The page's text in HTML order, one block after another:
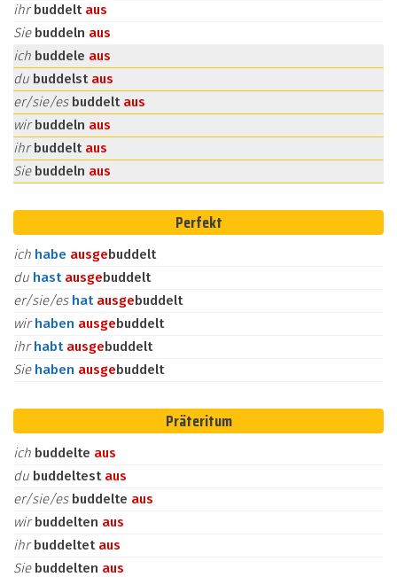
ihrbuddelt aus
Sie buddeln aus
ich buddele aus
du buddelst aus
er/sie/es buddelt aus
wirbuddeln aus
ihrbuddelt aus
Sie buddeln aus
Perfekt
ich habe ausgebuddelt
du hast ausgebuddelt
er/sie/es hat ausgebuddelt
wirhaben ausgebuddelt
ihrhabt ausgebuddelt
Sie haben ausgebuddelt
Präteritum
ich buddelte aus
du buddeltest aus
er/sie/es buddelte aus
wirbuddelten aus
ihrbuddeltet aus
Sie buddelten aus